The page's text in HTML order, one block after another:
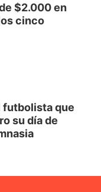
$2.000 en
cinco
futbolista que
su día de